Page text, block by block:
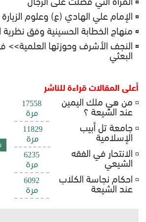
الإمام علي الهادي (ع) وعلوم
منهاج الخطابة الحسينية وفق
النجف الأشرف وحوزتها العلمية>>
البعثي
أعلى المقالات قراءة للناشر
من هي ملك اليمين
عند الشيعة ؟ 17558
مرة
جامعة تل أبيب
الإسلامية 11829
مرة
الانتحار في الفقه
الشيعي 6235
مرة
احكام نجاسة الكلاب
عند الشيعة 6092
مرة